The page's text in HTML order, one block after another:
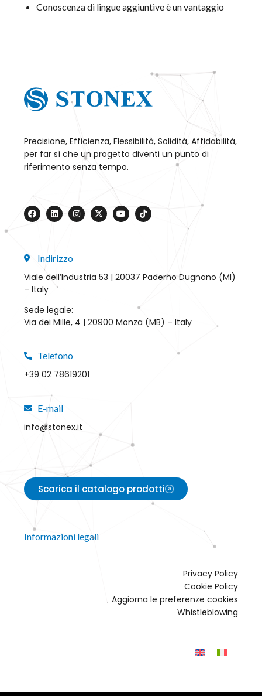
Conoscenza di lingue aggiuntive è un vantaggio
Precisione, Efficienza, Flessibilità, Solidità, Affidabilità,
per far sì che un progetto diventi un punto di
riferimento senza tempo.
Indirizzo
Viale dell’Industria 53 | 20037 Paderno Dugnano (MI)
– Italy
Sede legale:
Via dei Mille, 4 | 20900 Monza (MB) – Italy
Telefono
+39 02 78619201
E-mail
info@stonex.it
Scarica il catalogo prodotti
Informazioni legali
Privacy Policy
Cookie Policy
Aggiorna le preferenze cookies
Whistleblowing